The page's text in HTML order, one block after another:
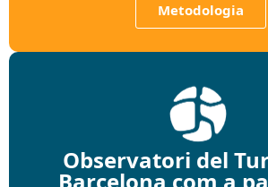
Metodologia
Observatori del